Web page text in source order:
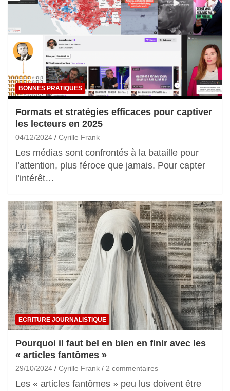
BONNES PRATIQUES
Formats et stratégies efficaces pour captiver
les lecteurs en 2025
04/12/2024 Cyrille Frank
Les médias sont confrontés à la bataille pour
l’attention, plus féroce que jamais. Pour capter
l’intérêt…
ECRITURE JOURNALISTIQUE
Pourquoi il faut bel en bien en finir avec les
« articles fantômes »
29/10/2024 Cyrille Frank 2 commentaires
Les « articles fantômes » peu lus doivent être